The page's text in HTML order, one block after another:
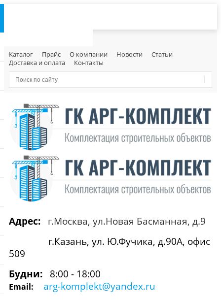
Каталог Прайс О компании Новости
Статьи
Доставка и оплата
Контакты
Адрес:
г.Москва, ул.Новая Басманная, д.9
г.Казань, ул. Ю.Фучика, д.90А, офис
509
Будни:
8:00 - 18:00
Email: arg-komplekt@yandex.ru